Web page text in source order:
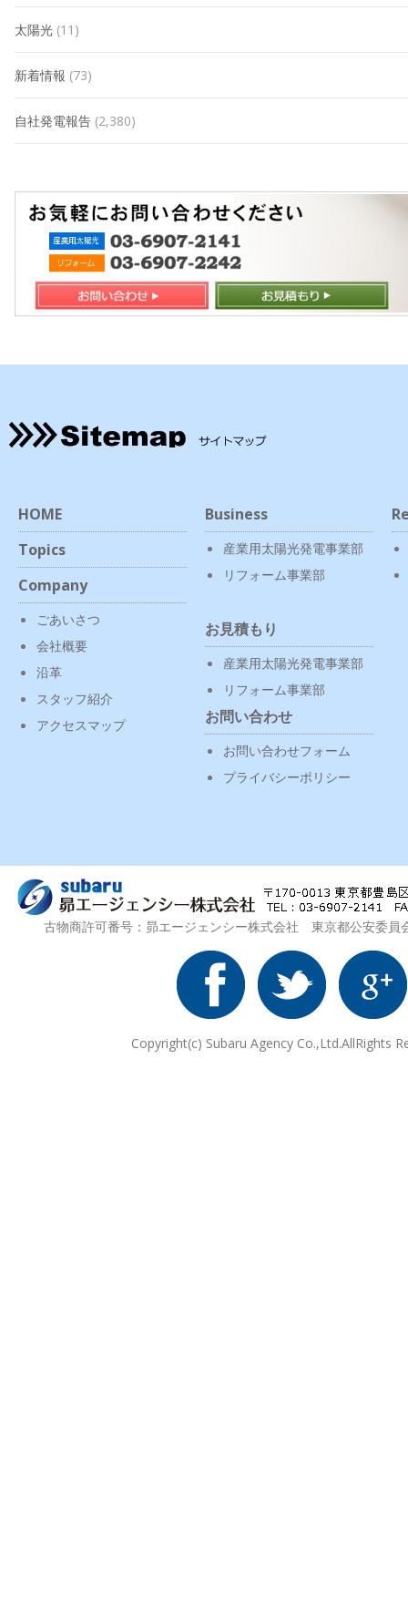
太陽光 (11)
新着情報 (73)
自社発電報告 (2,380)
HOME
Topics
Company
ごあいさつ
会社概要
沿革
スタッフ紹介
アクセスマップ
Business
産業用太陽光発電事業部
リフォーム事業部
お見積もり
産業用太陽光発電事業部
リフォーム事業部
お問い合わせ
お問い合わせフォーム
プライバシーポリシー
古物商許可番号：昴エージェンシー株式会社 東京都公安委
Copyright(c) Subaru Agency Co.,Ltd.AllRights